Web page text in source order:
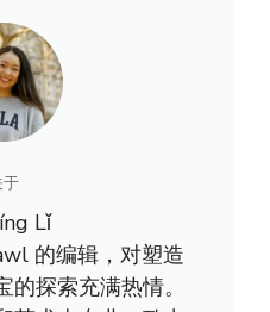
于
Lǐ
的编辑，对塑造
探索充满热情。